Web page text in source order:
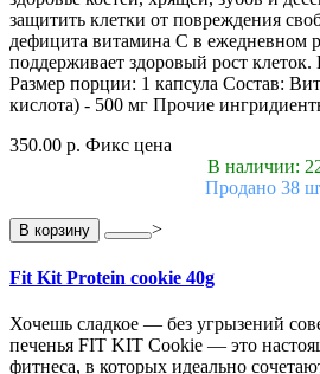
защитить клетки от повреждения
дефицита витамина С в ежедневном
поддерживает здоровый рост
Размер порции: 1 капсула Состав:
кислота) - 500 мг Прочие
350.00 р. Фикс цена
В наличии:
Продано 38
В корзину >
Fit Kit Protein cookie 40g
Хочешь сладкое — без угрызений
печенья FIT KIT Cookie — это
фитнеса, в которых идеально